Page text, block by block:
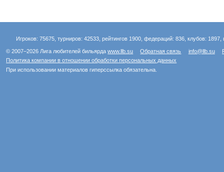
Игроков: 75675, турниров: 42533, рейтингов 1900, федераций: 836, клубов:
© 2007–2026 Лига любителей бильярдаwww.llb.su Обратная связь info@llb.su
Политика компании в отношении обработки персональных данных
При использовании материалов гиперссылка обязательна.